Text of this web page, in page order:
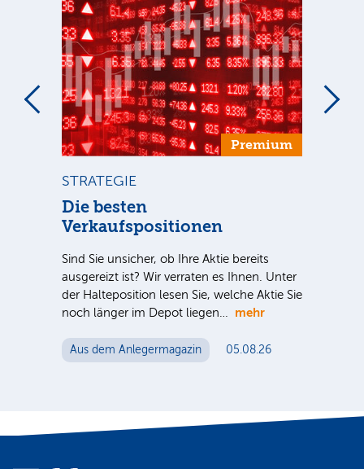
Premium
STRATEGIE
Die besten
Verkaufspositionen
Sind Sie unsicher, ob Ihre Aktie bereits
ausgereizt ist? Wir verraten es Ihnen. Unter
der Halteposition lesen Sie, welche Aktie Sie
noch länger im Depot liegen… mehr
Aus dem Anlegermagazin 05.08.26